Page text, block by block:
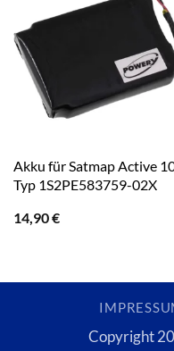
Akku für Satmap Active
Typ 1S2PE583759-02X
14,90€
Copyright